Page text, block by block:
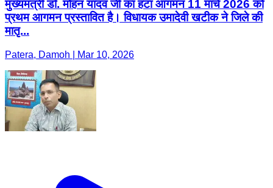
मुख्यमंत्री डॉ. मोहन यादव जी का हटा आगमन 11 मार्च 2026 को
प्रथम आगमन प्रस्तावित है। विधायक उमादेवी खटीक ने जिले की
मातृ...
Patera, Damoh | Mar 10, 2026